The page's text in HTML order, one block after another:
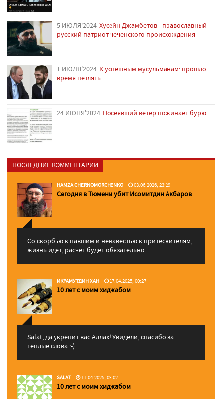
5 ИЮЛЯ'2024 Хусейн Джамбетов - православный
русский патриот чеченского происхождения
1 ИЮЛЯ'2024 К успешным мусульманам: прошло
время петлять
24 ИЮНЯ'2024 Посеявший ветер пожинает бурю
ПОСЛЕДНИЕ КОММЕНТАРИИ
HAMZA CHERNOMORCHENKO 03.06.2026, 23:29
Сегодня в Тюмени убит Исомитдин Акбаров
Со скорбью к павшим и ненавестью к притеснителям,
жизнь идет, расчет будет обязательно. ...
ИКРАМУТДИН ХАН 17.04.2025, 00:27
10 лет с моим хиджабом
Salat, да укрепит вас Аллаx! Увидели, спасибо за
теплые слова :-)...
SALAT 11.04.2025, 09:02
10 лет с моим хиджабом